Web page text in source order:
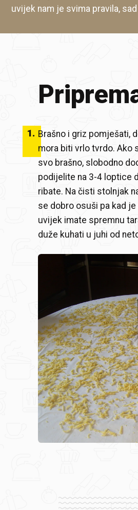
uvijek nam je svima pravila,
1. Brašno i griz pomješati,
mora biti vrlo tvrdo. Ako
svo brašno, slobodno
podijelite na 3-4 loptice
ribate. Na čisti stolnjak
se dobro osuši pa kad
uvijek imate spremnu
duže kuhati u juhi od